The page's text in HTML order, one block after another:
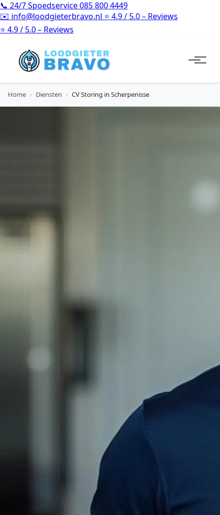
📞 24/7 Spoedservice085 800 4449
✉️ info@loodgieterbravo.nl ⭐ 4.9 / 5.0 – Reviews
⭐ 4.9 / 5.0 – Reviews
Home › Diensten › CV Storing in Scherpenisse